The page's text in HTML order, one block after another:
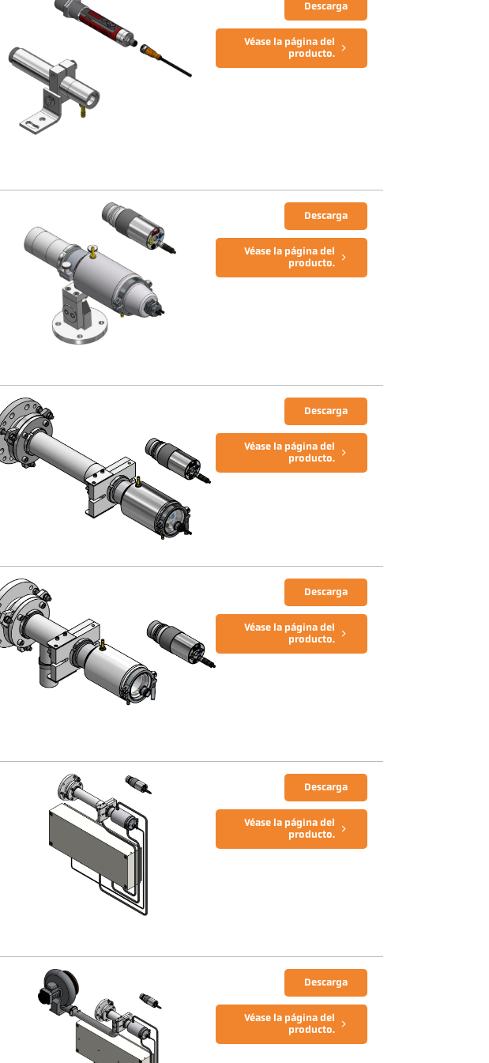
Descarga
Véase la página del
producto.
Descarga
Véase la página del
producto.
Descarga
Véase la página del
producto.
Descarga
Véase la página del
producto.
Descarga
Véase la página del
producto.
Descarga
Véase la página del
producto.